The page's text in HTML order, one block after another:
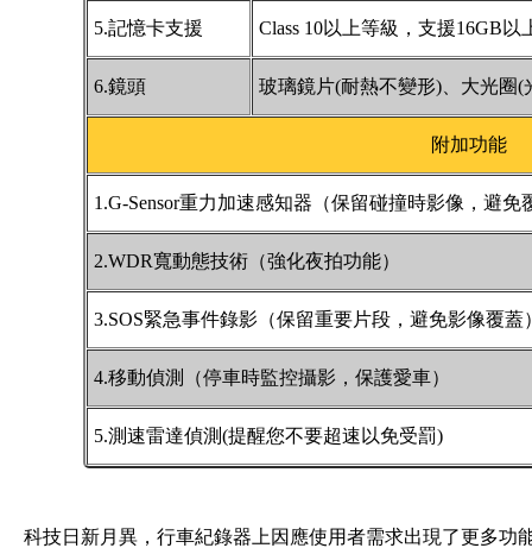
5.記憶卡支援 Class 10以上等級，支援16GB
6.鏡頭 玻璃鏡片(耐熱不變形)、大光圈(
附加功能
1.G-Sensor重力加速感知器（保留碰撞時影像，避免
2.WDR寬動態技術（強化夜拍功能）
3.SOS緊急事件錄影（保留重要片段，避免影像覆蓋
4.移動偵測（停車時監控攝影，保護愛車）
5.測速雷達偵測(提醒您不要超速以免受罰)
科技日新月異，行車紀錄器上因應使用者需求出現了更多功